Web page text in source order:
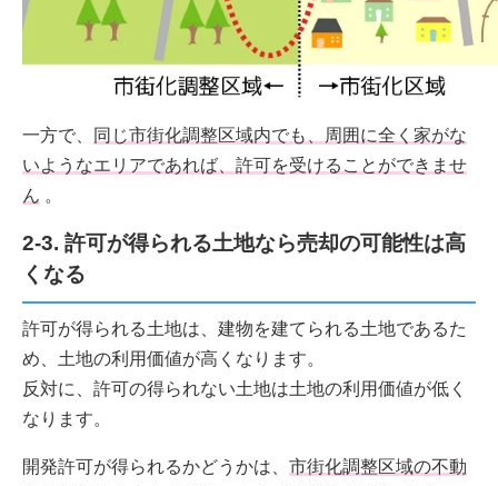
一方で、
同じ市街化調整区域内でも、周囲に全く家がな
いようなエリアであれば、許可を受けることができませ
ん 。
2-3. 許可が得られる土地なら売却の可能性は高
くなる
許可が得られる土地は、建物を建てられる土地であるた
め、土地の利用価値が高くなります。
反対に、許可の得られない土地は土地の利用価値が低く
なります。
開発許可が得られるかどうかは、 市街化調整区域の不動